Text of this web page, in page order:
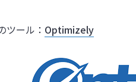
ツール： Optimizely